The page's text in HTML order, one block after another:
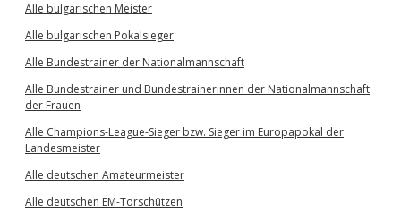
Alle bulgarischen Meister
Alle bulgarischen Pokalsieger
Alle Bundestrainer der Nationalmannschaft
Alle Bundestrainer und Bundestrainerinnen der Nationalmannschaft
der Frauen
Alle Champions-League-Sieger bzw. Sieger im Europapokal der
Landesmeister
Alle deutschen Amateurmeister
Alle deutschen EM-Torschützen